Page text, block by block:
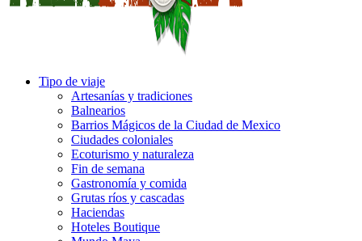
Tipo de viaje
Artesanías y tradiciones
Balnearios
Barrios Mágicos de la Ciudad de Mexico
Ciudades coloniales
Ecoturismo y naturaleza
Fin de semana
Gastronomía y comida
Grutas ríos y cascadas
Haciendas
Hoteles Boutique